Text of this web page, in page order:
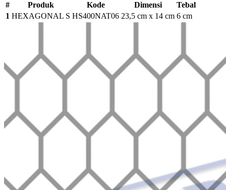
# Produk Kode Dimensi
Tebal
1 HEXAGONAL S HS400NAT06 23,5 cm x 14 cm 6 cm